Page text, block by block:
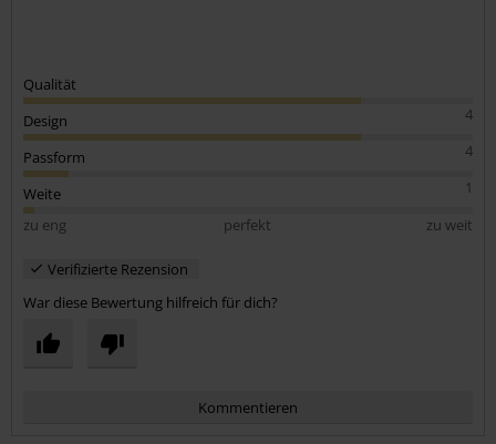
Qualität
4
Design
4
Passform
1
Weite
zu eng
perfekt zu weit
Verifizierte Rezension
War diese Bewertung hilfreich für dich?
Kommentieren